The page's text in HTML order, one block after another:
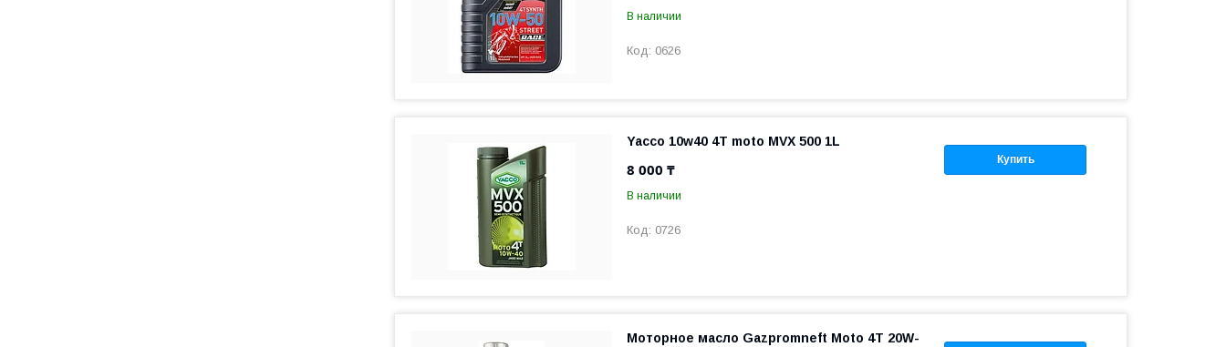
В наличии
0626
Купить
Yacco 10w40 4T moto MVX 500 1L
8 000 ₸
В наличии
0726
Моторное масло Gazpromneft Moto 4T 20W-